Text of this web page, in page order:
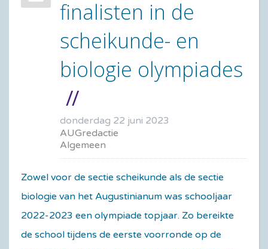
finalisten in de
scheikunde- en
biologie olympiades
donderdag 22 juni 2023
AUGredactie
Algemeen
Zowel voor de sectie scheikunde als de sectie
biologie van het Augustinianum was schooljaar
2022-2023 een olympiade topjaar. Zo bereikte
de school tijdens de eerste voorronde op de